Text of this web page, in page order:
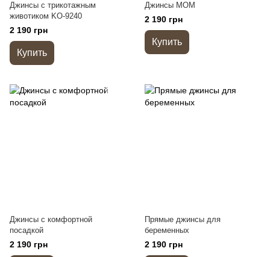
Джинсы с трикотажным
животиком KO-9240
2 190 грн
Купить
Джинсы MOM
2 190 грн
Купить
Джинсы с комфортной
посадкой
2 190 грн
Прямые джинсы для
беременных
2 190 грн